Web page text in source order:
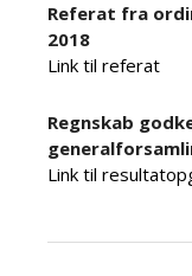
Referat fra
2018
Link til referat
Regnskab
Link til